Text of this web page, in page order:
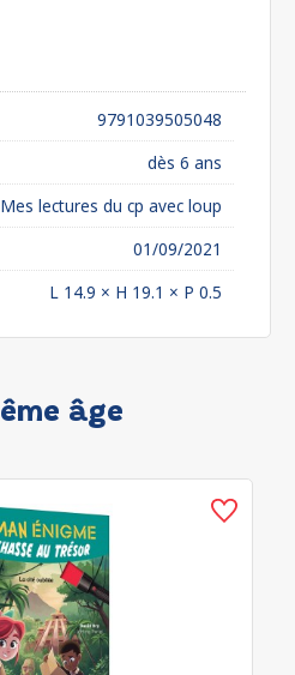
9791039505048
dès 6 ans
Mes lectures du cp avec loup
01/09/2021
L 14.9 × H 19.1 × P 0.5
âge